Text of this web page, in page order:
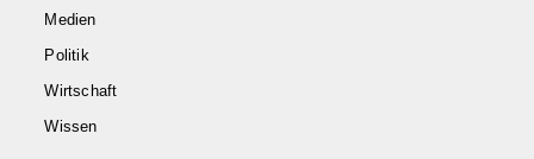
Medien
Politik
Wirtschaft
Wissen